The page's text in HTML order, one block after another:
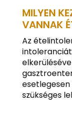
MILYEN
VANNAK
Az
esetlegesen
szükséges